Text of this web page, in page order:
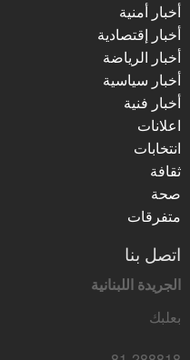
أخبار أمنية
أخبار إقتصادية
أخبار الرياضة
أخبار سياسية
أخبار فنية
اعلانات
انتخابات
ثقافة
صحة
متفرقات
اتصل بنا
الجريدة اللبنانية
بعلبك